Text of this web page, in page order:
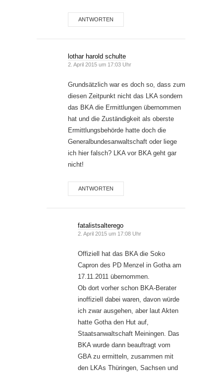
ANTWORTEN
lothar harold schulte
2. April 2015 um 17:03 Uhr
Grundsätzlich war es doch so, dass zum
diesen Zeitpunkt nicht das LKA sondern
das BKA die Ermittlungen übernommen
hat und die Zuständigkeit als oberste
Ermittlungsbehörde hatte doch die
Generalbundesanwaltschaft oder liege
ich hier falsch? LKA vor BKA geht gar
nicht!
ANTWORTEN
fatalistsalterego
2. April 2015 um 17:08 Uhr
Offiziell hat das BKA die Soko
Capron des PD Menzel in Gotha am
17.11.2011 übernommen.
Ob dort vorher schon BKA-Berater
inoffiziell dabei waren, davon würde
ich zwar ausgehen, aber laut Akten
hatte Gotha den Hut auf,
Staatsanwaltschaft Meiningen. Das
BKA wurde dann beauftragt vom
GBA zu ermitteln, zusammen mit
den LKAs Thüringen, Sachsen und